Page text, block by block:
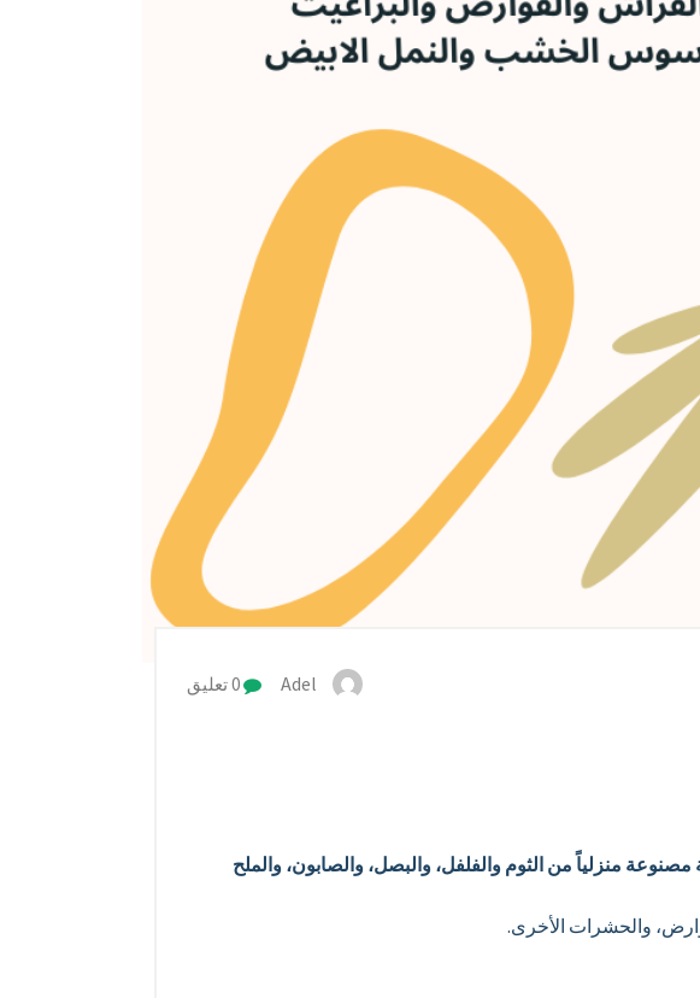
Adel
منزلياً من الثوم والفلفل، والبصل، والصابون، والملح
والحشرات الأخرى.